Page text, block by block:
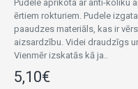
Pudele aprīkota ar anti-koliku
ērtiem rokturiem. Pudele
paaudzes materiāls, kas ir
aizsardzību. Videi draudzīgs
Vienmēr izskatās kā ja..
5,10€